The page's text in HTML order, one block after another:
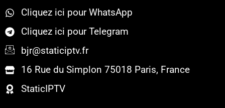
Cliquez ici pour WhatsApp
Cliquez ici pour Telegram
bjr@staticiptv.fr
16 Rue du Simplon 75018 Paris, France
StaticIPTV